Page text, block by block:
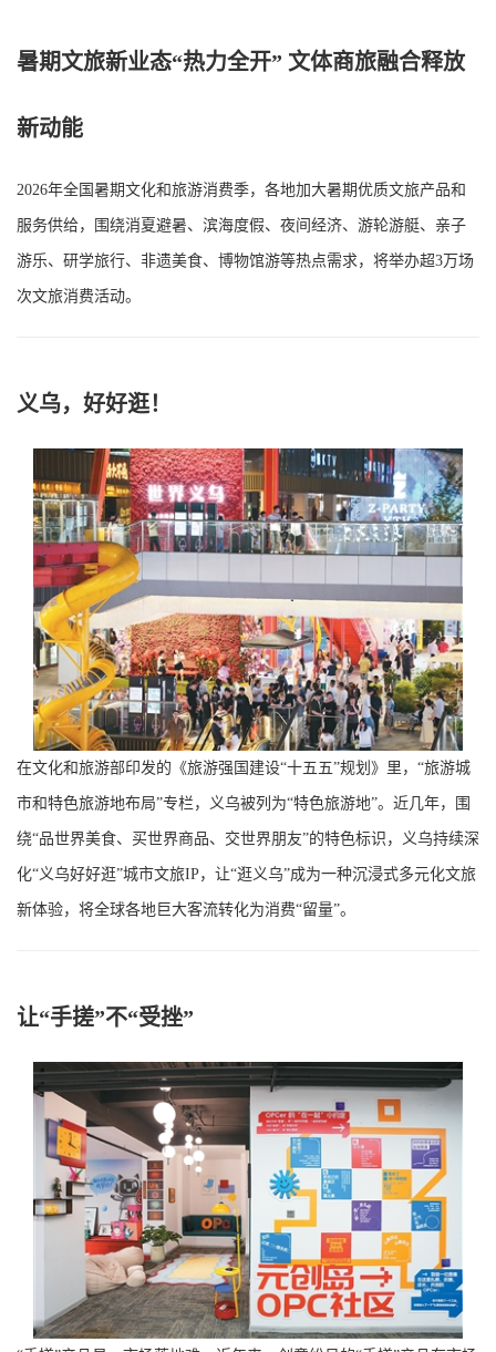
暑期文旅新业态“热力全开” 文体商旅融合释放
新动能
2026年全国暑期文化和旅游消费季，各地加大暑期优质文旅产品和
服务供给，围绕消夏避暑、滨海度假、夜间经济、游轮游艇、亲子
游乐、研学旅行、非遗美食、博物馆游等热点需求，将举办超3万场
次文旅消费活动。
义乌，好好逛！
在文化和旅游部印发的《旅游强国建设“十五五”规划》里，“旅游城
市和特色旅游地布局”专栏，义乌被列为“特色旅游地”。近几年，围
绕“品世界美食、买世界商品、交世界朋友”的特色标识，义乌持续深
化“义乌好好逛”城市文旅IP，让“逛义乌”成为一种沉浸式多元化文旅
新体验，将全球各地巨大客流转化为消费“留量”。
让“手搓”不“受挫”